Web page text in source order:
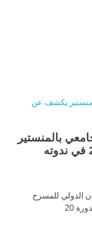
بالمنستير
يكشف عن تفاصيل الدورة 20 في ندوته
الدولي للمسرح
20